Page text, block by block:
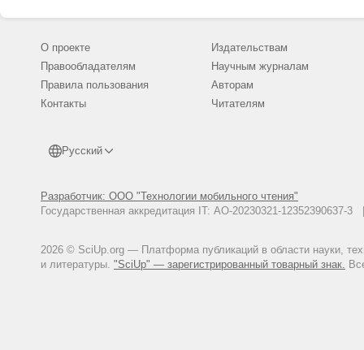
О проекте
Правообладателям
Правила пользования
Контакты
Русский
Разработчик: ООО "Технологии мобильного чтения"
Государственная аккредитация IT: АО-20230321-
2026 © SciUp.org — Платформа публикаций в области науки,
и литературы. "SciUp" — зарегистрированный товарный знак.
Издательствам
Научным журналам
Авторам
Читателям